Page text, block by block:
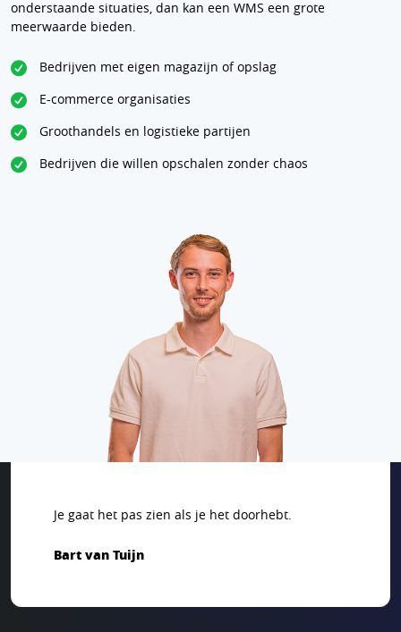
onderstaande situaties, dan kan een WMS een grote
meerwaarde bieden.
Bedrijven met eigen magazijn of opslag
E-commerce organisaties
Groothandels en logistieke partijen
Bedrijven die willen opschalen zonder chaos
Je gaat het pas zien als je het doorhebt.
Bart van Tuijn